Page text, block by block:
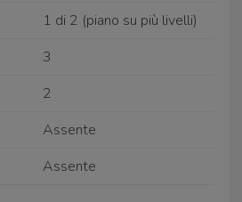
1 di 2 (piano su più livelli)
3
2
Assente
Assente